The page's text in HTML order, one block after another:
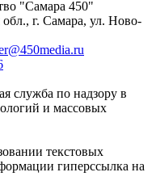
"Самара 450"
г. Самара, ул. Ново-
служба по надзору в
и массовых
текстовых
гиперссылка на